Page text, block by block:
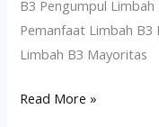
B3 Pengumpul
Pemanfaat Limbah B3
Limbah B3 Mayoritas
Read More »